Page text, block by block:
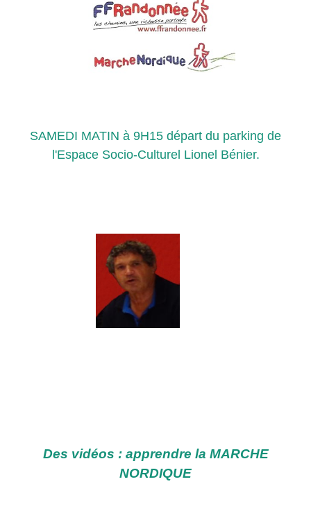
SAMEDI MATIN à 9H15 départ du parking de
l'Espace Socio-Culturel Lionel Bénier.
Des vidéos : apprendre la MARCHE
NORDIQUE